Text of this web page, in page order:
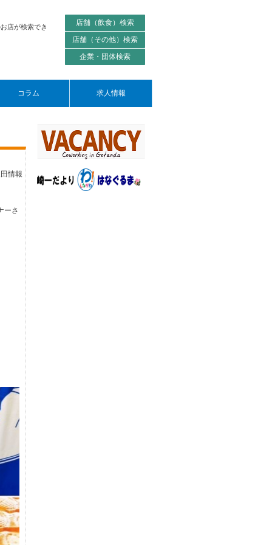
店が検索でき 店舗（飲食）検索
店舗（その他）検索
企業・団体検索
コラム 求人情報
情報
ーさ